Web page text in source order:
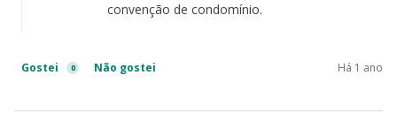
convenção de condomínio.
Gostei 0 Não gostei Há 1 ano